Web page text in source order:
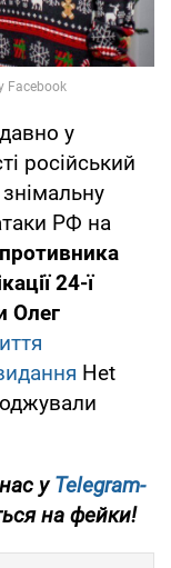
у
російський
РФ на
24-ї
Олег
Het
уTelegram-
на фейки!